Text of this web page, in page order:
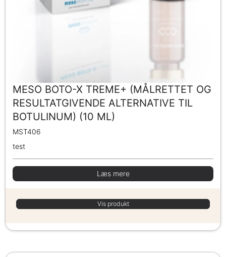
MESO BOTO-X TREME+ (MÅLRETTET OG
RESULTATGIVENDE ALTERNATIVE TIL
BOTULINUM) (10 ML)
MST406
test
Læs mere
Vis produkt